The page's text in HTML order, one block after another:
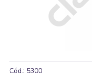
Cód.: 5300